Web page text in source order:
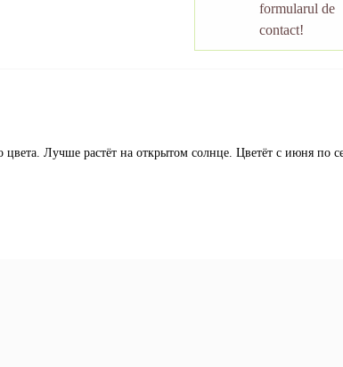
formularul de
contact!
Лучше растёт на открытом солнце. Цветёт с июня по